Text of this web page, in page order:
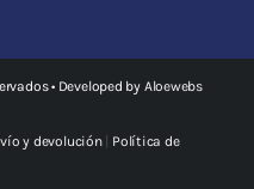
• Developed by Aloewebs
y devolución| Política de